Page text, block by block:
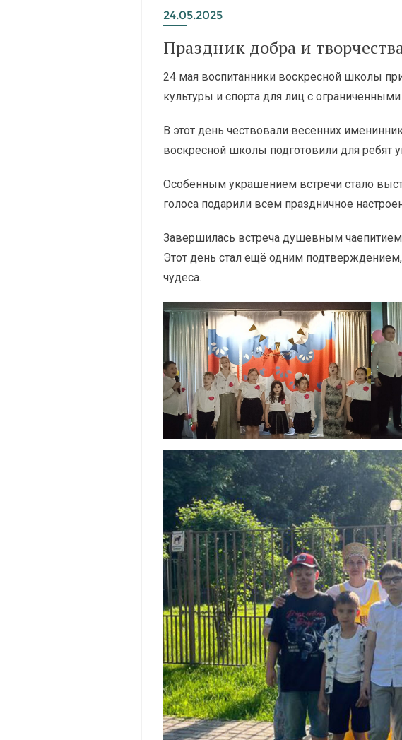
24.05.2025
Праздник добра и
24 мая воспитанники воскресной школы
культуры и спорта для лиц с
В этот день чествовали весенних
воскресной школы подготовили для ребят
Особенным украшением встречи стало
голоса подарили всем праздничное
Завершилась встреча душевным
Этот день стал ещё одним
чудеса.